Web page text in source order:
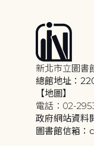
新北市立圖書
總館地址：
【地圖】
電話：02-
政府網站資料
圖書館信箱